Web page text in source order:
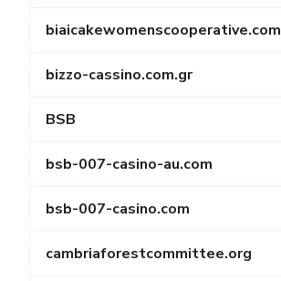
biaicakewomenscooperative.com
bizzo-cassino.com.gr
BSB
bsb-007-casino-au.com
bsb-007-casino.com
cambriaforestcommittee.org